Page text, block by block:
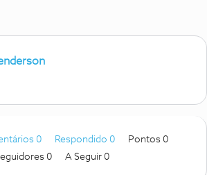
0 Respondido 0
Pontos 0
0 A Seguir 0